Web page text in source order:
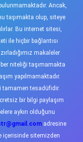
Ancak,
taşımakta olup, siteye
Bu internet sitesi,
ile hiçbir bağlantısı
makaleler
niteliği taşımamakta
yapılmamaktadır.
tamamen tesadüfidir.
bir bilgi paylaşım
aykırı olduğunu
adresine
içerisinde sitemizden